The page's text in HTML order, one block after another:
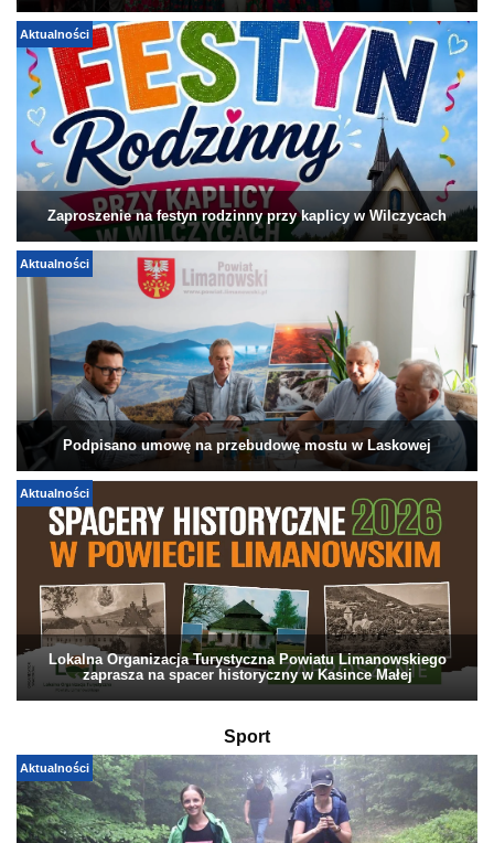
Aktualności
Zaproszenie na festyn rodzinny przy kaplicy w Wilczycach
Aktualności
Podpisano umowę na przebudowę mostu w Laskowej
Aktualności
Lokalna Organizacja Turystyczna Powiatu Limanowskiego
zaprasza na spacer historyczny w Kasince Małej
Sport
Aktualności